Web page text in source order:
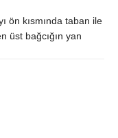
ön kısmında taban ile
üst bağcığın yan